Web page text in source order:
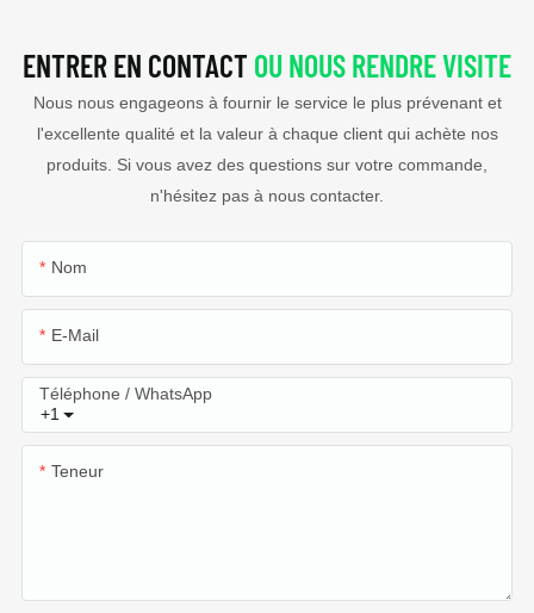
ENTRER EN CONTACT OU NOUS RENDRE VISITE
Nous nous engageons à fournir le service le plus prévenant et
l'excellente qualité et la valeur à chaque client qui achète nos
produits. Si vous avez des questions sur votre commande,
n'hésitez pas à nous contacter.
Nom
E-Mail
+1
Téléphone / WhatsApp
Teneur